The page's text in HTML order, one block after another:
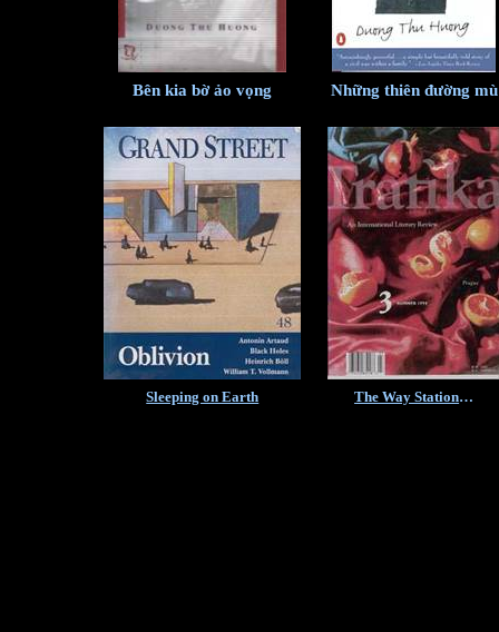
Bên kia bờ ảo vọng Những thiên đường mù
Sleeping on Earth The Way Station…